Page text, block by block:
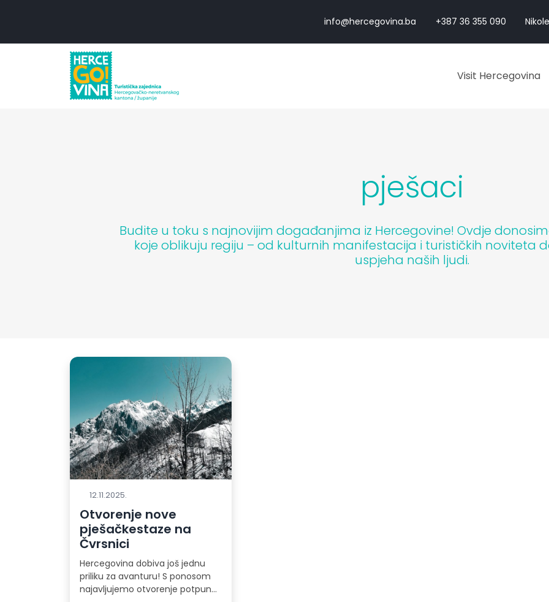
info@hercegovina.ba +387 36 355 090
Visit Hercegovina
pješaci
Budite u toku s najnovijim događanjima iz Hercegovine! Ovdje
koje oblikuju regiju – od kulturnih manifestacija i turističkih noviteta
uspjeha naših ljudi.
12.11.2025.
Otvorenje nove
pješačkestaze na
Čvrsnici
Hercegovina dobiva još jednu
priliku za avanturu! S ponosom
najavljujemo otvorenje potpuno